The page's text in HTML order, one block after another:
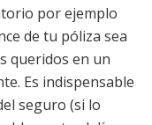
por ejemplo
de tu póliza sea
queridos en un
Es indispensable
seguro (si lo